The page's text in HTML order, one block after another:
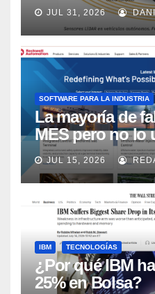
Market Watch
JUL 31, 2026
SOFTWARE PARA LA INDUSTRIA
La mayoría de
MES pero no lo
Automation
JUL 15, 2026
IBM TECNOLOGÍAS
¿Por qué IBM
25% en Bolsa?